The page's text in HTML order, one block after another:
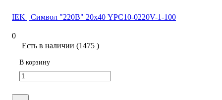
IEK | Символ "220В" 20х40 YPC10-0220V-1-100
0
Есть в наличии (1475 )
В корзину